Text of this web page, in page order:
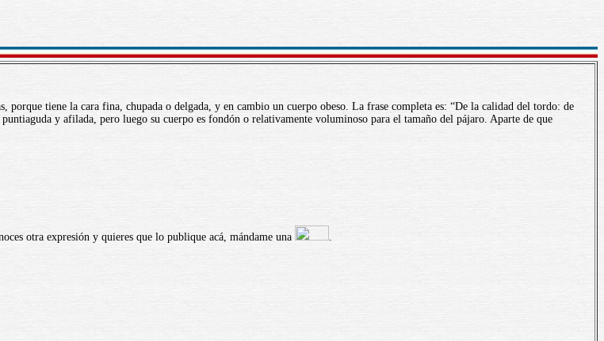
porque tiene la cara fina, chupada o delgada, y en cambio un cuerpo obeso. La frase completa es: “De la calidad del tordo: de
y afilada, pero luego su cuerpo es fondón o relativamente voluminoso para el tamaño del pájaro. Aparte de que
otra expresión y quieres que lo publique acá, mándame una